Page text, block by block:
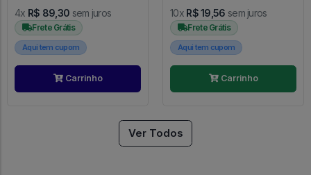
4x R$ 89,30 sem juros
Frete Grátis
Aqui tem cupom
Carrinho
10x R$ 19,56 sem juros
Frete Grátis
Aqui tem cupom
Carrinho
Ver Todos